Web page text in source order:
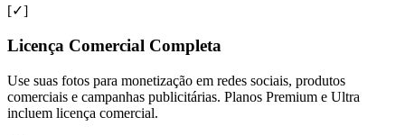
[✓]
Licença Comercial Completa
Use suas fotos para monetização em redes sociais, produtos
comerciais e campanhas publicitárias. Planos Premium e Ultra
incluem licença comercial.